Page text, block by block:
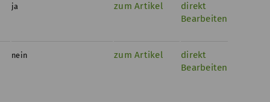
ja zum Artikel
direkt
Bearbeiten
nein zum Artikel
direkt
Bearbeiten